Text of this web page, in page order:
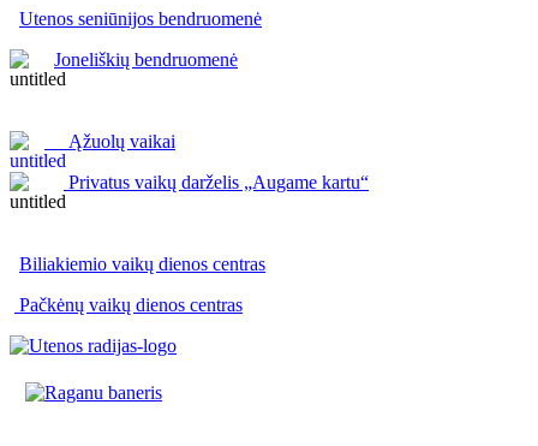
Utenos seniūnijos bendruomenė
Joneliškių bendruomenė
Ąžuolų vaikai
Privatus vaikų darželis „Augame kartu“
Biliakiemio vaikų dienos centras
Pačkėnų vaikų dienos centras